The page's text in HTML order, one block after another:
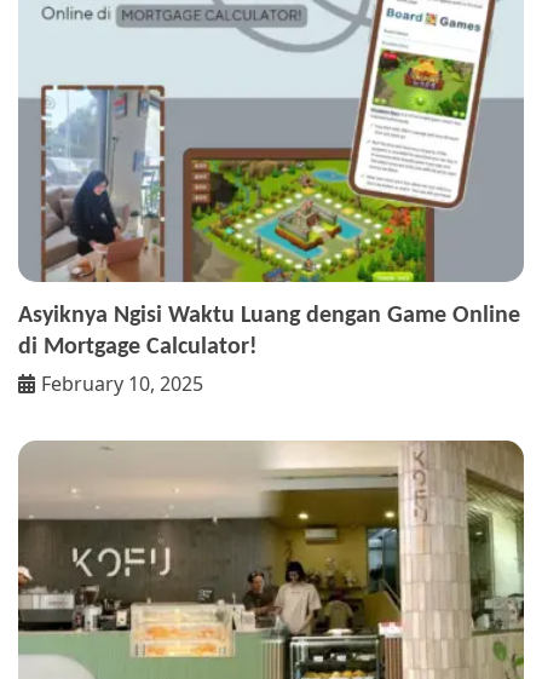
Asyiknya Ngisi Waktu Luang dengan Game Online
di Mortgage Calculator!
February 10, 2025